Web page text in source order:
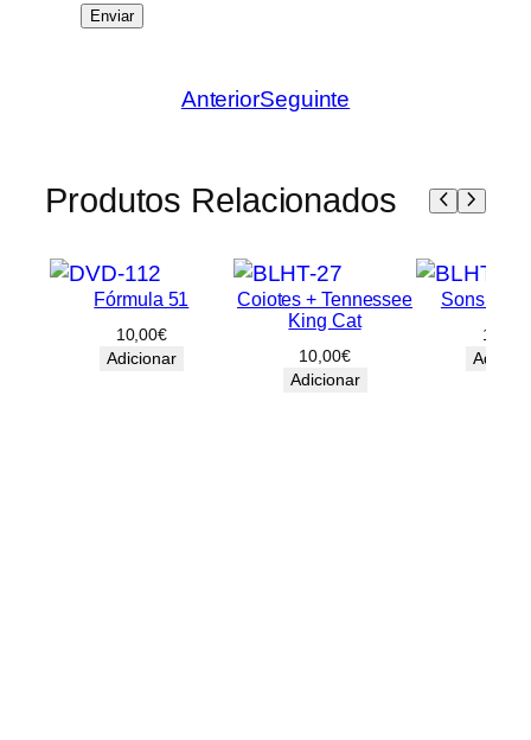
AnteriorSeguinte
Produtos Relacionados
Fórmula 51
10,00€
Adicionar
Coiotes + Tennessee
King Cat
10,00€
Adicionar
Sons do
10,00